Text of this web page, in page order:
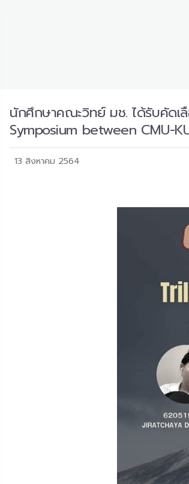
นักศึกษาคณะวิทย์ มช. ได้รับคัดเ
Symposium between CMU-
13 สิงหาคม 2564